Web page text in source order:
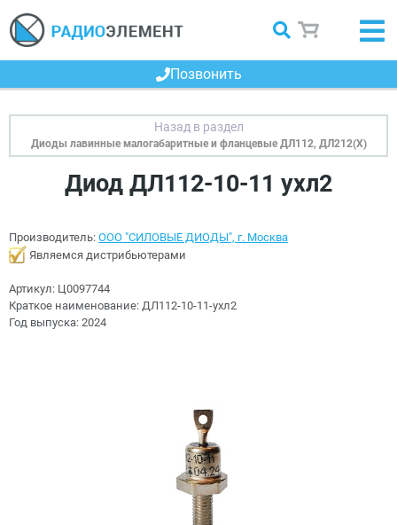
Позвонить
Диоды лавинные малогабаритные и фланцевые ДЛ112, ДЛ212(Х)
Диод ДЛ112-10-11 ухл2
Производитель: ООО "СИЛОВЫЕ ДИОДЫ", г. Москва
Являемся дистрибьютерами
Артикул: Ц0097744
Краткое наименование: ДЛ112-10-11-ухл2
Год выпуска: 2024